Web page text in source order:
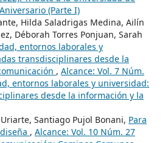
(Parte I)
Hilda Saladrigas Medina, Ailín
Déborah Torres Ponjuan, Sarah
entornos laborales y
transdisciplinares desde la
, Alcance: Vol. 7 Núm.
entornos laborales y universidad:
desde la información y la
Santiago Pujol Bonani, Para
, Alcance: Vol. 10 Núm. 27